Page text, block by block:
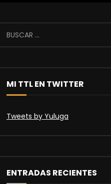
MI TTL EN TWITTER
Tweets by Yuluga
ENTRADAS RECIENTES